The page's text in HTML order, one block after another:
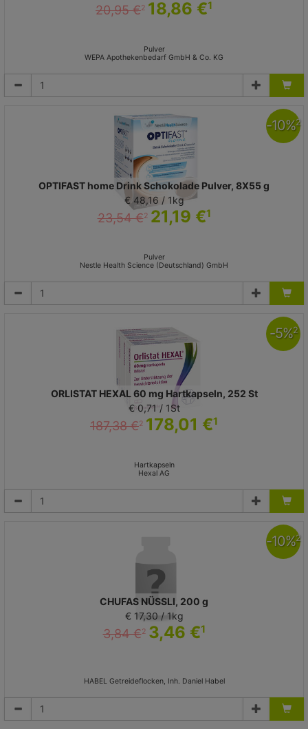
20,95 €2 18,86 €1
Pulver
WEPA Apothekenbedarf GmbH & Co. KG
OPTIFAST home Drink Schokolade Pulver, 8X55 g
€ 48,16 / 1kg
23,54 €2 21,19 €1
Pulver
Nestle Health Science (Deutschland) GmbH
-10%2
ORLISTAT HEXAL 60 mg Hartkapseln, 252 St
€ 0,71 / 1St
187,38 €2 178,01 €1
Hartkapseln
Hexal AG
-5%2
CHUFAS NÜSSLI, 200 g
€ 17,30 / 1kg
3,84 €2 3,46 €1
HABEL Getreideflocken, Inh. Daniel Habel
-10%2